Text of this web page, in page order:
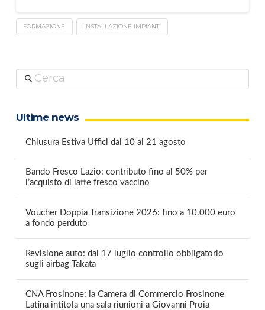
FORMAZIONE INSTALLAZIONE IMPIANTI
Cerca
Ultime news
Chiusura Estiva Uffici dal 10 al 21 agosto
Bando Fresco Lazio: contributo fino al 50% per
l’acquisto di latte fresco vaccino
Voucher Doppia Transizione 2026: fino a 10.000 euro
a fondo perduto
Revisione auto: dal 17 luglio controllo obbligatorio
sugli airbag Takata
CNA Frosinone: la Camera di Commercio Frosinone
Latina intitola una sala riunioni a Giovanni Proia